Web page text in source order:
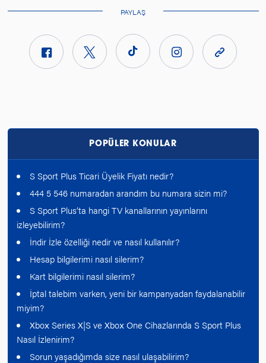
PAYLAŞ
POPÜLER KONULAR
S Sport Plus Ticari Üyelik Fiyatı nedir?
444 5 546 numaradan arandım bu numara sizin mi?
S Sport Plus’ta hangi TV kanallarının yayınlarını
izleyebilirim?
İndir İzle özelliği nedir ve nasıl kullanılır?
Hesap bilgilerimi nasıl silerim?
Kart bilgilerimi nasıl silerim?
İptal talebim varken, yeni bir kampanyadan faydalanabilir
miyim?
Xbox Series X|S ve Xbox One Cihazlarında S Sport Plus
Nasıl İzlenirim?
Sorun yaşadığımda size nasıl ulaşabilirim?